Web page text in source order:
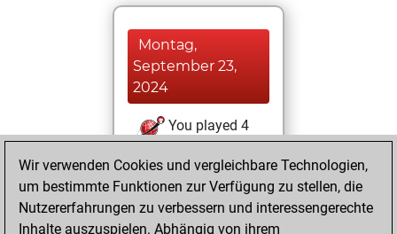
Montag,
September 23,
2024
You played 4
You scored +4
=0 -0 in slow games
Wir verwenden Cookies und vergleichbare Technologien,
um bestimmte Funktionen zur Verfügung zu stellen, die
Nutzererfahrungen zu verbessern und interessengerechte
Inhalte auszuspielen. Abhängig von ihrem